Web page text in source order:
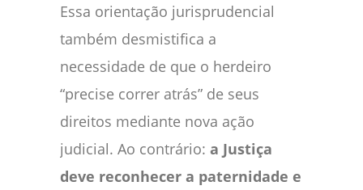
Essa orientação jurisprudencial
também desmistifica a
necessidade de que o herdeiro
“precise correr atrás” de seus
direitos mediante nova ação
judicial. Ao contrário: a Justiça
deve reconhecer a paternidade e